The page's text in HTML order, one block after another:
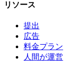
リソース
提出
広告
料金プラン
人間が運営